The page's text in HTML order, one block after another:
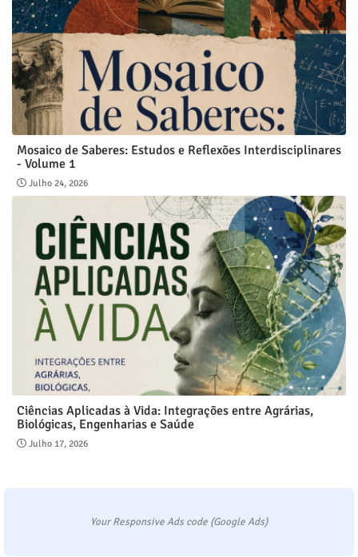
Mosaico de Saberes: Estudos e Reflexões Interdisciplinares
- Volume 1
Julho 24, 2026
Ciências Aplicadas à Vida: Integrações entre Agrárias,
Biológicas, Engenharias e Saúde
Julho 17, 2026
Your Responsive Ads code (Google Ads)